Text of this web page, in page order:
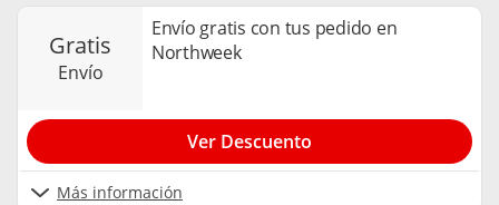
gratis
envío
Envío gratis con tus pedido en
Northweek
Más información
Ver Descuento